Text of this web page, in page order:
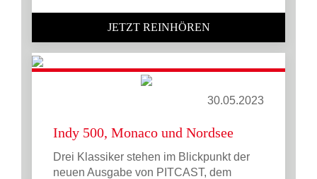
JETZT REINHÖREN
30.05.2023
Indy 500, Monaco und Nordsee
Drei Klassiker stehen im Blickpunkt der
neuen Ausgabe von PITCAST, dem